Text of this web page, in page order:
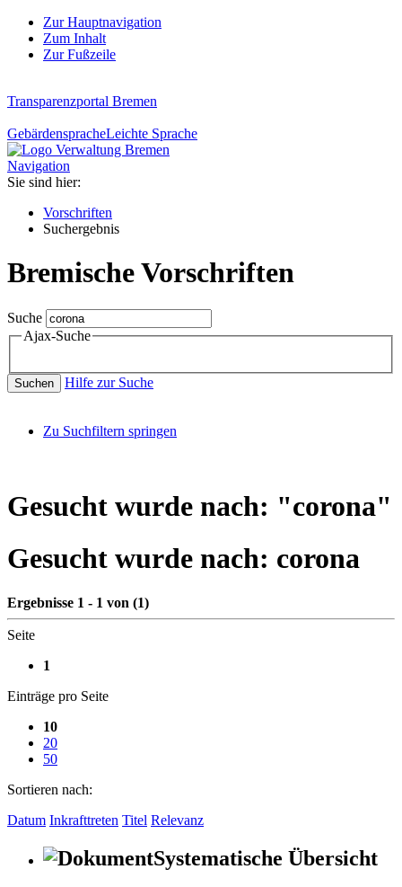
Zur Hauptnavigation
Zum Inhalt
Zur Fußzeile
Transparenzportal Bremen
GebärdenspracheLeichte Sprache
Navigation
Sie sind hier:
Vorschriften
Suchergebnis
Bremische Vorschriften
Suche
Ajax-Suche
Suchen Hilfe zur Suche
Zu Suchfiltern springen
Gesucht wurde nach: "corona"
Gesucht wurde nach: corona
Ergebnisse 1 - 1 von (1)
Seite
1
Einträge pro Seite
10
20
50
Sortieren nach:
Datum Inkrafttreten Titel Relevanz
Systematische Übersicht